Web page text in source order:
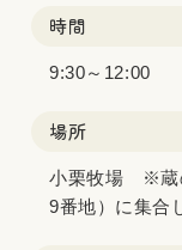
時間
9:30～12:00
場所
小栗牧場 ※蔵
9番地）に集合